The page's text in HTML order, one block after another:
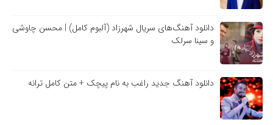
دانلود آهنگ‌های سریال شهرزاد (آلبوم کامل) | محسن چاوشی
و سینا سرلک
دانلود آهنگ جدید راغب به نام پیچک + متن کامل ترانه